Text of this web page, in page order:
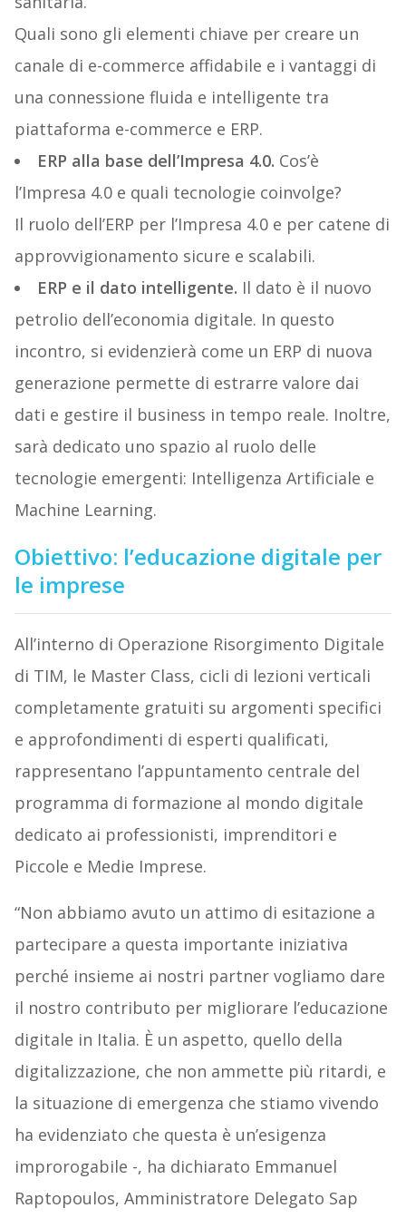
Quali sono gli elementi chiave per creare un
canale di e-commerce affidabile e i vantaggi di
una connessione fluida e intelligente tra
piattaforma e-commerce e ERP.
ERP alla base dell’Impresa 4.0. Cos’è
l’Impresa 4.0 e quali tecnologie coinvolge?
Il ruolo dell’ERP per l’Impresa 4.0 e per catene di
approvvigionamento sicure e scalabili.
ERP e il dato intelligente. Il dato è il nuovo
petrolio dell’economia digitale. In questo
incontro, si evidenzierà come un ERP di nuova
generazione permette di estrarre valore dai
dati e gestire il business in tempo reale. Inoltre,
sarà dedicato uno spazio al ruolo delle
tecnologie emergenti: Intelligenza Artificiale e
Machine Learning.
Obiettivo: l’educazione digitale per
le imprese
All’interno di Operazione Risorgimento Digitale
di TIM, le Master Class, cicli di lezioni verticali
completamente gratuiti su argomenti specifici
e approfondimenti di esperti qualificati,
rappresentano l’appuntamento centrale del
programma di formazione al mondo digitale
dedicato ai professionisti, imprenditori e
Piccole e Medie Imprese.
“Non abbiamo avuto un attimo di esitazione a
partecipare a questa importante iniziativa
perché insieme ai nostri partner vogliamo dare
il nostro contributo per migliorare l’educazione
digitale in Italia. È un aspetto, quello della
digitalizzazione, che non ammette più ritardi, e
la situazione di emergenza che stiamo vivendo
ha evidenziato che questa è un’esigenza
improrogabile -, ha dichiarato Emmanuel
Raptopoulos, Amministratore Delegato Sap